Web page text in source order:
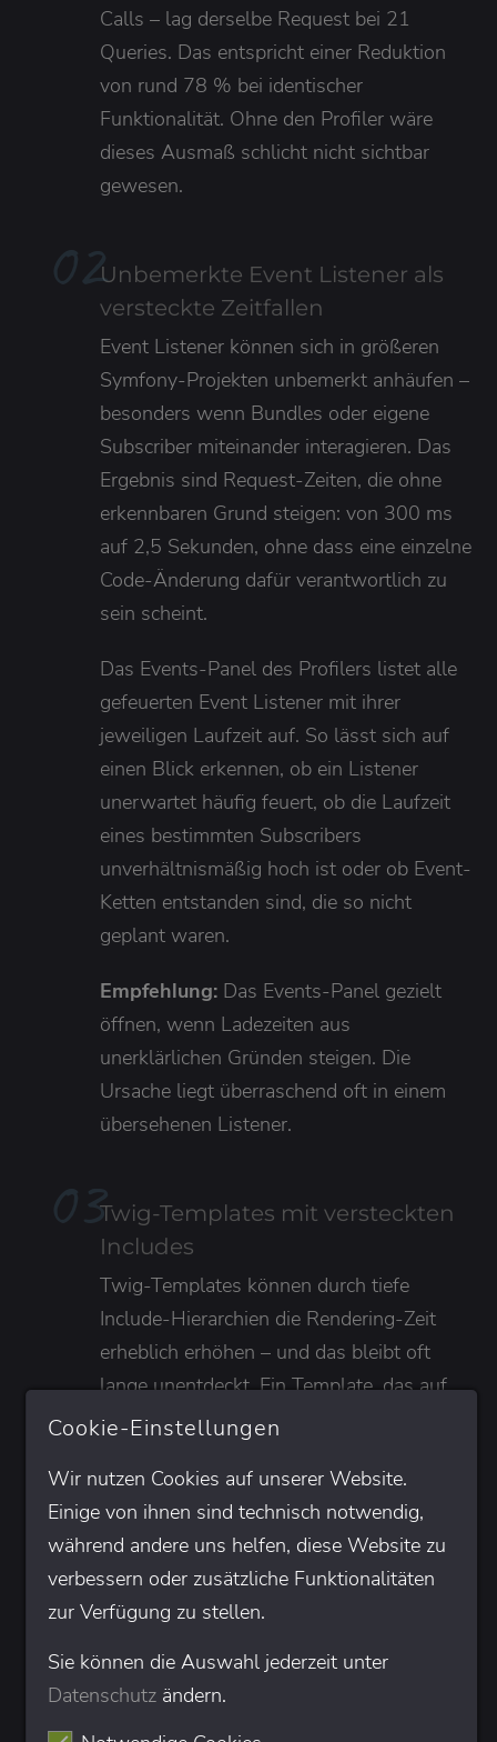
Calls – lag derselbe Request bei 21
Queries. Das entspricht einer Reduktion
von rund 78 % bei identischer
Funktionalität. Ohne den Profiler wäre
dieses Ausmaß schlicht nicht sichtbar
gewesen.
02Unbemerkte Event Listener als
versteckte Zeitfallen
Event Listener können sich in größeren
Symfony-Projekten unbemerkt anhäufen –
besonders wenn Bundles oder eigene
Subscriber miteinander interagieren. Das
Ergebnis sind Request-Zeiten, die ohne
erkennbaren Grund steigen: von 300 ms
auf 2,5 Sekunden, ohne dass eine einzelne
Code-Änderung dafür verantwortlich zu
sein scheint.
Das Events-Panel des Profilers listet alle
gefeuerten Event Listener mit ihrer
jeweiligen Laufzeit auf. So lässt sich auf
einen Blick erkennen, ob ein Listener
unerwartet häufig feuert, ob die Laufzeit
eines bestimmten Subscribers
unverhältnismäßig hoch ist oder ob Event-
Ketten entstanden sind, die so nicht
geplant waren.
Empfehlung: Das Events-Panel gezielt
öffnen, wenn Ladezeiten aus
unerklärlichen Gründen steigen. Die
Ursache liegt überraschend oft in einem
übersehenen Listener.
03Twig-Templates mit versteckten
Includes
Twig-Templates können durch tiefe
Include-Hierarchien die Rendering-Zeit
erheblich erhöhen – und das bleibt oft
lange unentdeckt. Ein Template, das auf
den ersten Blick simpel aussieht, kann
verschachtelten Schleifen intern dutzende
weitere Templates einbinden.
Das Twig-Panel zeigt die vollständige
Template-Hierarchie mit den jeweiligen
List-Views mit dynamisch geladenen
Partials lohnt sich ein Blick auf die
Cookie-Einstellungen
Wir nutzen Cookies auf unserer Website.
Einige von ihnen sind technisch notwendig,
während andere uns helfen, diese Website zu
verbessern oder zusätzliche Funktionalitäten
zur Verfügung zu stellen.
Sie können die Auswahl jederzeit unter
Datenschutzändern.